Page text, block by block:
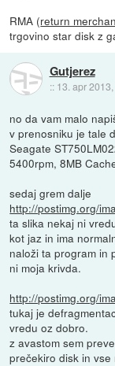
RMA (return
trgovino star disk z
Gutjerez
:: 13. apr
no da vam malo
v prenosniku je tale
Seagate
5400rpm, 8MB
sedaj grem dalje
http://postimg.org/
ta slika nekaj ni
kot jaz in ima
naloži ta program in
ni moja krivda.
http://postimg.org/
tukaj je
vredu oz dobro.
z avastom sem
prečekiro disk in